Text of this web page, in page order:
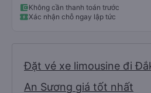
Không cần thanh toán trước
Xác nhận chỗ ngay lập tức
Đặt vé xe limousine đi
An Sương giá tốt nhất